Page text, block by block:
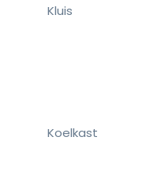
Kluis
Koelkast